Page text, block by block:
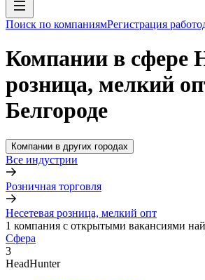
Поиск по компаниямРегистрация
Компании в сфере
розница, мелкий
Белгороде
Компании в других городах
Все индустрии
Розничная торговля
Несетевая розница, мелкий опт
1 компания с открытыми вакансиями
Сфера
3
HeadHunter